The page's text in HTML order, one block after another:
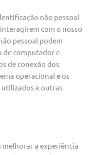
não pessoal
com o nosso
pessoal podem
de computador e
de conexão dos
operacional e os
e outras
melhorar a experiência